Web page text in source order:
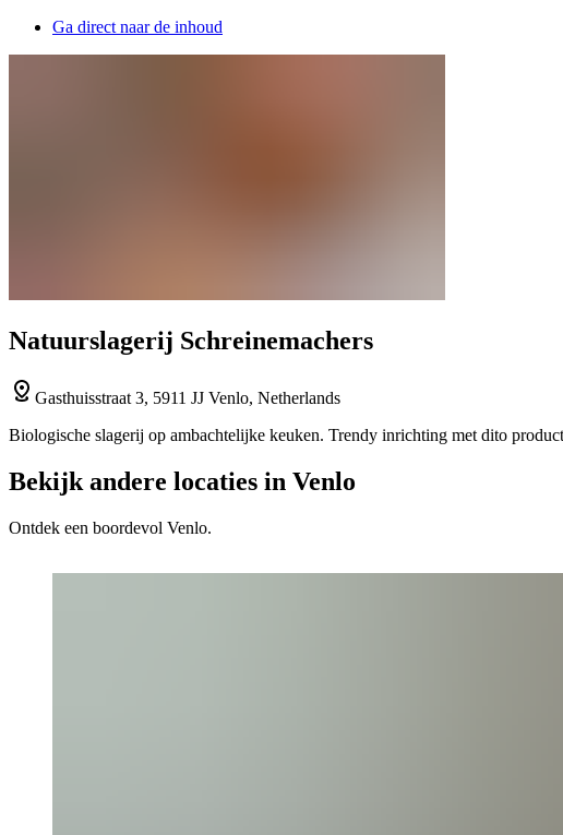
Ga direct naar de inhoud
Natuurslagerij Schreinemachers
Gasthuisstraat 3, 5911 JJ Venlo, Netherlands
Biologische slagerij op ambachtelijke keuken. Trendy inrichting met dito
Bekijk andere locaties in Venlo
Ontdek een boordevol Venlo.